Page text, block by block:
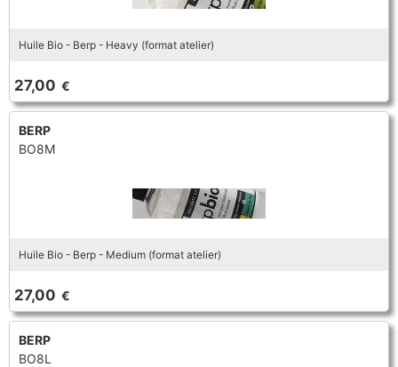
Huile Bio - Berp - Heavy (format atelier)
27,00 €
BERP
BO8M
Huile Bio - Berp - Medium (format atelier)
27,00 €
BERP
BO8L